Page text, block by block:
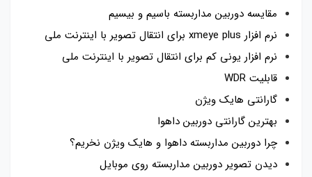
مقایسه دوربین مداربسته باسیم و بیسیم
نرم افزار xmeye plus برای انتقال تصویر با اینترنت ملی
نرم افزار یونی کم برای انتقال تصویر با اینترنت ملی
قابلیت WDR
گارانتی هایک ویژن
بهترین گارانتی دوربین داهوا
چرا دوربین مداربسته داهوا و هایک ویژن نخریم؟
دیدن تصویر دوربین مداربسته روی موبایل